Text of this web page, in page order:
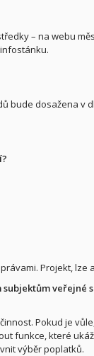
– na webu
bude dosažena v
Projekt, lze
veřejné
Pokud je
funkce, které
výběr poplatků.